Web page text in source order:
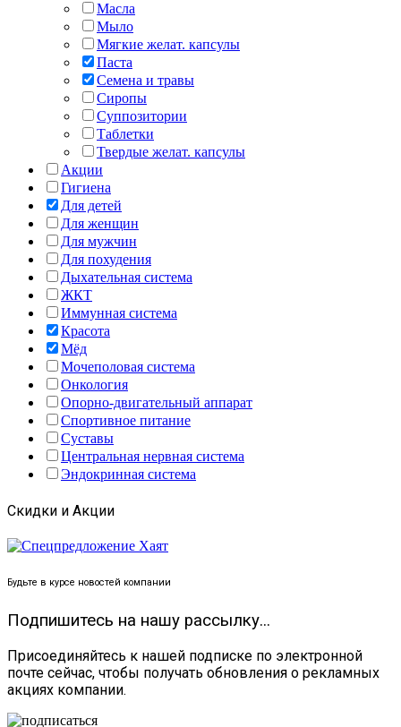
Масла
Мыло
Мягкие желат. капсулы
Паста
Семена и травы
Сиропы
Суппозитории
Таблетки
Твердые желат. капсулы
Акции
Гигиена
Для детей
Для женщин
Для мужчин
Для похудения
Дыхательная система
ЖКТ
Иммунная система
Красота
Мёд
Мочеполовая система
Онкология
Опорно-двигательный аппарат
Спортивное питание
Суставы
Центральная нервная система
Эндокринная система
Скидки и Акции
Будьте в курсе новостей компании
Подпишитесь на нашу рассылку...
Присоединяйтесь к нашей подписке по электронной
почте сейчас, чтобы получать обновления о рекламных
акциях компании.